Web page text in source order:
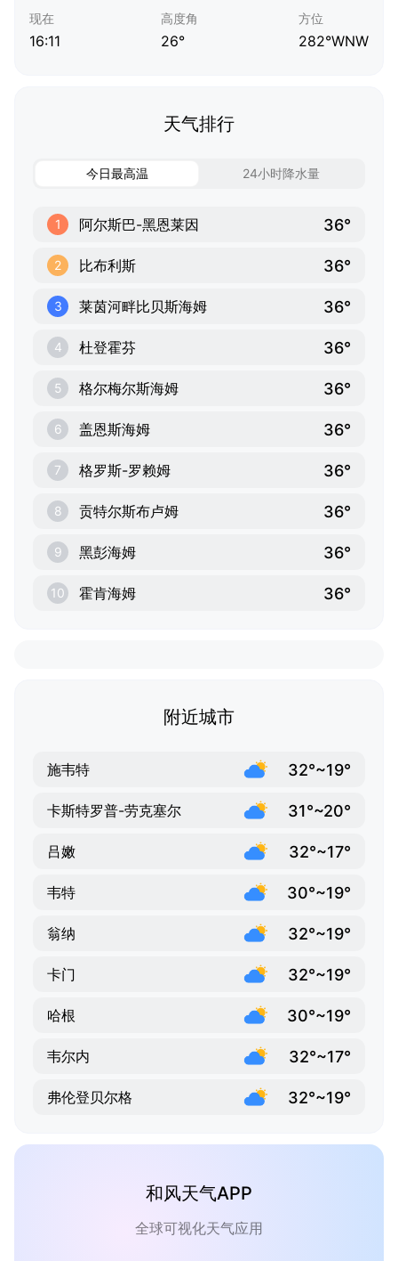
现在
16:11
高度角
26°
方位
282°WNW
天气排行
今日最高温 24小时降水量
1 阿尔斯巴-黑恩莱因 36°
2 比布利斯 36°
3 莱茵河畔比贝斯海姆 36°
4 杜登霍芬 36°
5 格尔梅尔斯海姆 36°
6 盖恩斯海姆 36°
7 格罗斯-罗赖姆 36°
8 贡特尔斯布卢姆 36°
9 黑彭海姆 36°
10 霍肯海姆 36°
附近城市
施韦特 32°~19°
卡斯特罗普-劳克塞尔 31°~20°
吕嫩 32°~17°
韦特 30°~19°
翁纳 32°~19°
卡门 32°~19°
哈根 30°~19°
韦尔内 32°~17°
弗伦登贝尔格 32°~19°
和风天气APP
全球可视化天气应用